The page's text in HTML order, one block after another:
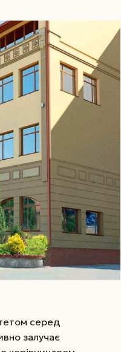
серед
залучає